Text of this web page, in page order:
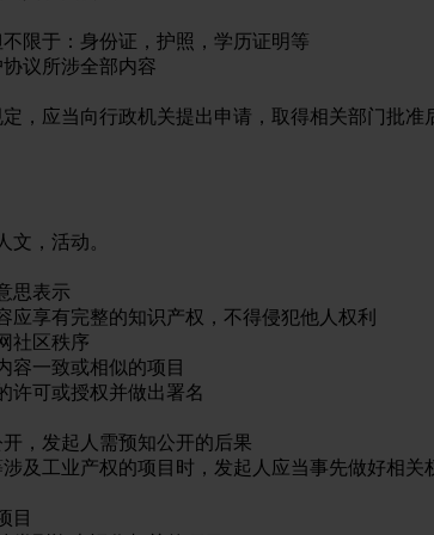
限于：身份证，护照，学历证明等
议所涉全部内容
，应当向行政机关提出申请，取得相关部门批准
，活动。
思表示
享有完整的知识产权，不得侵犯他人权利
社区秩序
容一致或相似的项目
许可或授权并做出署名
，发起人需预知公开的后果
及工业产权的项目时，发起人应当事先做好相关
目